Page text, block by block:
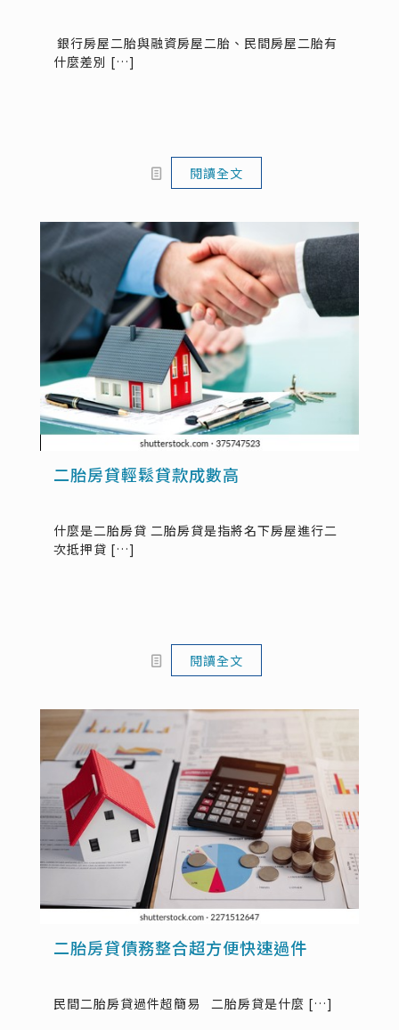
銀行房屋二胎與融資房屋二胎、民間房屋二胎有
什麼差別 […]
閱讀全文
二胎房貸輕鬆貸款成數高
什麼是二胎房貸 二胎房貸是指將名下房屋進行二
次抵押貸 […]
閱讀全文
二胎房貸債務整合超方便快速過件
民間二胎房貸過件超簡易 二胎房貸是什麼 […]